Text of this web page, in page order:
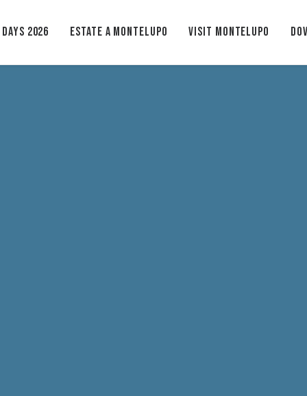
2026 ESTATE A MONTELUPO VISIT MONTELUPO